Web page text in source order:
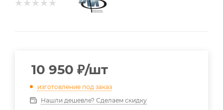
10 950 ₽/шт
изготовление под заказ
Нашли дешевле? Сделаем скидку